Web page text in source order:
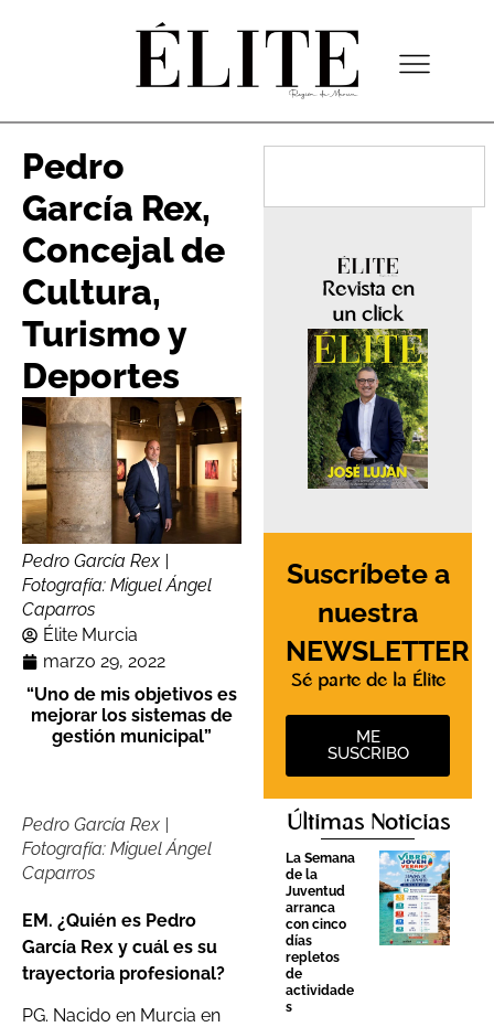
Pedro
García Rex,
Concejal de
Cultura,
Turismo y
Deportes
Pedro García Rex |
Fotografía: Miguel Ángel
Caparros
Élite Murcia
marzo 29, 2022
“Uno de mis objetivos es
mejorar los sistemas de
gestión municipal”
Pedro García Rex |
Fotografía: Miguel Ángel
Caparros
EM. ¿Quién es Pedro
García Rex y cuál es su
trayectoria profesional?
PG. Nacido en Murcia en
Revista en
un click
Suscríbete a
nuestra
NEWSLETTER
Sé parte de la Élite
ME
SUSCRIBO
Últimas Noticias
La Semana
de la
Juventud
arranca
con cinco
días
repletos
de
actividade
s